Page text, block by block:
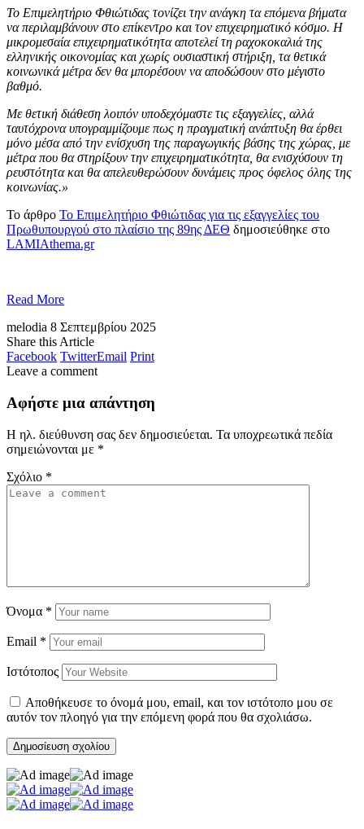
Το Επιμελητήριο Φθιώτιδας τονίζει την ανάγκη τα επόμενα βήματα
να περιλαμβάνουν στο επίκεντρο και τον επιχειρηματικό κόσμο. Η
μικρομεσαία επιχειρηματικότητα αποτελεί τη ραχοκοκαλιά της
ελληνικής οικονομίας και χωρίς ουσιαστική στήριξη, τα θετικά
κοινωνικά μέτρα δεν θα μπορέσουν να αποδώσουν στο μέγιστο
βαθμό.
Με θετική διάθεση λοιπόν υποδεχόμαστε τις εξαγγελίες, αλλά
ταυτόχρονα υπογραμμίζουμε πως η πραγματική ανάπτυξη θα έρθει
μόνο μέσα από την ενίσχυση της παραγωγικής βάσης της χώρας, με
μέτρα που θα στηρίξουν την επιχειρηματικότητα, θα ενισχύσουν τη
ρευστότητα και θα απελευθερώσουν δυνάμεις προς όφελος όλης της
κοινωνίας.»
Το άρθρο Το Επιμελητήριο Φθιώτιδας για τις εξαγγελίες του
Πρωθυπουργού στο πλαίσιο της 89ης ΔΕΘ δημοσιεύθηκε στο
LAMIAthema.gr
Read More
melodia 8 Σεπτεμβρίου 2025
Share this Article
Facebook TwitterEmail Print
Leave a comment
Αφήστε μια απάντηση
Η ηλ. διεύθυνση σας δεν δημοσιεύεται. Τα υποχρεωτικά πεδία
σημειώνονται με *
Σχόλιο *
Όνομα *
Email *
Ιστότοπος
Αποθήκευσε το όνομά μου, email, και τον ιστότοπο μου σε
αυτόν τον πλοηγό για την επόμενη φορά που θα σχολιάσω.